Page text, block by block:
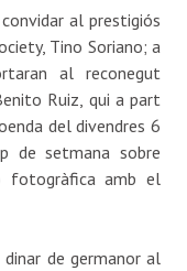
al prestigiós
Tino Soriano; a
al reconegut
Ruiz, qui a part
del divendres 6
de setmana sobre
fotogràfica amb el
de germanor al